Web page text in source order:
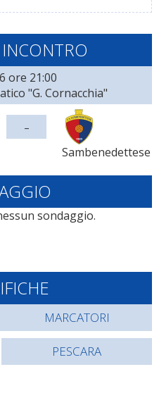
ore 21:00
"G. Cornacchia"
-
Sambenedettese
sondaggio.
MARCATORI
PESCARA